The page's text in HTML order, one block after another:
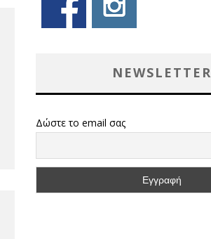
NEWSLETTER
Δώστε το email σας